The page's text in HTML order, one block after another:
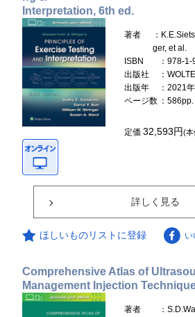
Interpretation, 6th ed.
著者
：
ger, et al.
ISBN
：978-
出版社
：
出版年
：2021年
ページ数 ：586pp.
定価32,593円(本
詳しく見る
ほしいものリストに登録 い
Comprehensive Atlas of
Management Injection
著者
：